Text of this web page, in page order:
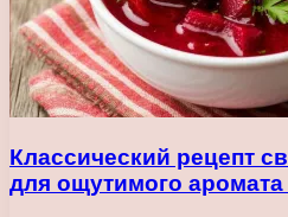
Классический рецепт
для ощутимого аромата